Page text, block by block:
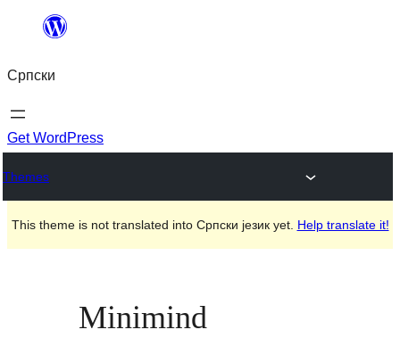
Скочи
садржај
Српски
Get WordPress
Themes
This theme is not translated into Српски језик yet. Help translate it!
Minimind